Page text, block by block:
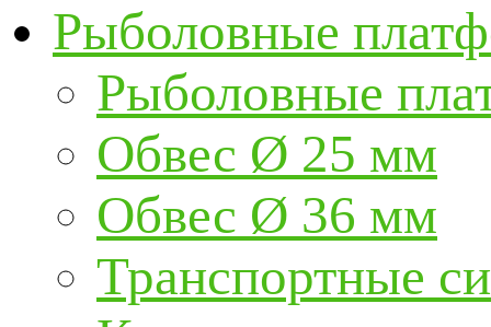
Рыболовные
Рыболовные
Обвес Ø 25 мм
Обвес Ø 36 мм
Транспортные